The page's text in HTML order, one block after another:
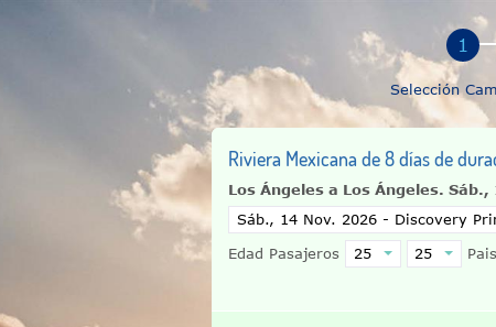
Selección
Riviera Mexicana de 8 días de
Los Ángeles a Los Ángeles. Sáb.,
Edad Pasajeros